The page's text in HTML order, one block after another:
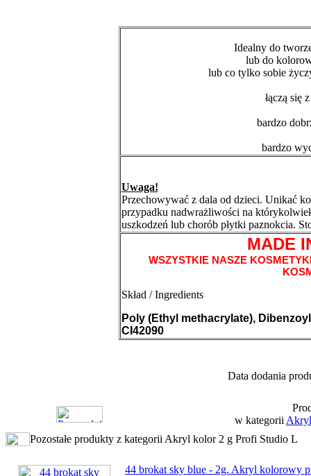
Idealny do
lub do
lub co tylko sobie
łączą się
bardzo
bardzo
Uwaga!
Przechowywać z dala od dzieci. Unikać
przypadku nadwrażliwości na
uszkodzeń lub chorób płytki paznokcia.
MADE
WSZYSTKIE NASZE
Skład / Ingredients
Poly (Ethyl methacrylate),
CI42090
Data dodania
w kategorii
Pozostałe produkty z kategorii Akryl kolor 2 g Profi Studio L
44 brokat sky blue - 2g. Akryl kolorowy